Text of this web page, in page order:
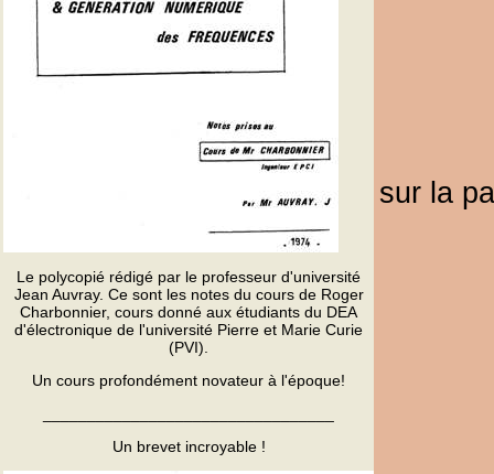
Le polycopié rédigé par le professeur d'université
Jean Auvray. Ce sont les notes du cours de Roger
Charbonnier, cours donné aux étudiants du DEA
d'électronique de l'université Pierre et Marie Curie
(PVI).
Un cours profondément novateur à l'époque!
Un brevet incroyable !
sur la